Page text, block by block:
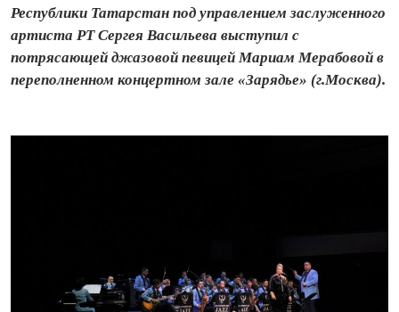
Республики Татарстан под управлением заслуженного
артиста РТ Сергея Васильева выступил с
потрясающей джазовой певицей Мариам Мерабовой в
переполненном концертном зале «Зарядье» (г.Москва).